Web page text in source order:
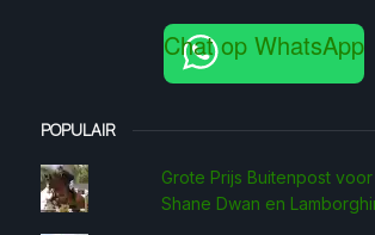
Chat op WhatsApp
POPULAIR
Grote Prijs Buitenpost
Shane Dwan en